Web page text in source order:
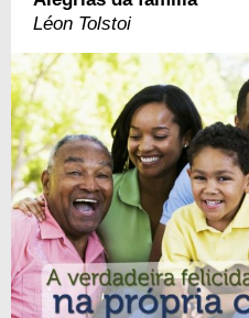
Léon Tolstoi